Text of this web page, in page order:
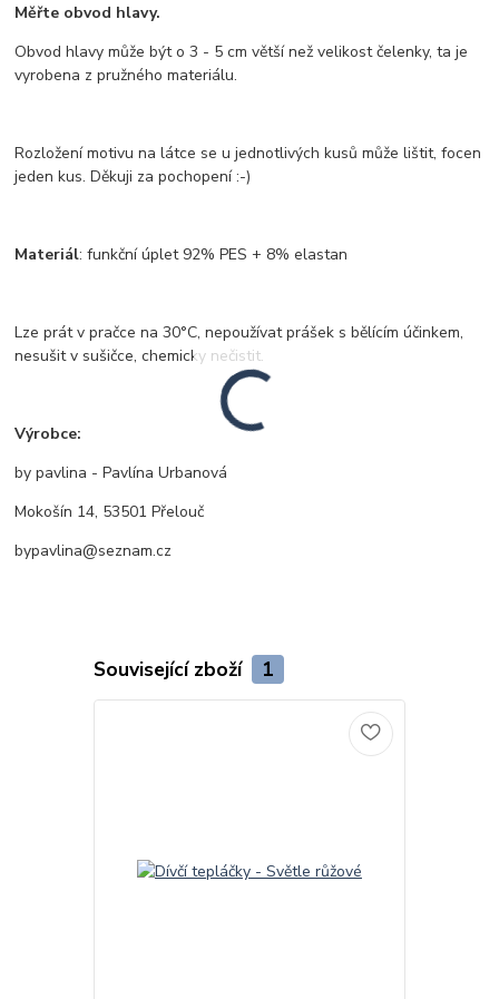
Měřte obvod hlavy.
Obvod hlavy může být o 3 - 5 cm větší než velikost čelenky, ta je
vyrobena z pružného materiálu.
Rozložení motivu na látce se u jednotlivých kusů může lištit, focen
jeden kus. Děkuji za pochopení :-)
Materiál: funkční úplet 92% PES + 8% elastan
Lze prát v pračce na 30°C, nepoužívat prášek s bělícím účinkem,
nesušit v sušičce, chemicky nečistit.
Výrobce:
by pavlina - Pavlína Urbanová
Mokošín 14, 53501 Přelouč
bypavlina@seznam.cz
Související zboží 1